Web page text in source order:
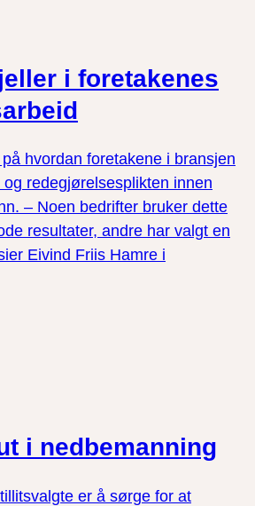
i foretakenes
hvordan foretakene i bransjen
redegjørelsesplikten innen
– Noen bedrifter bruker dette
resultater, andre har valgt en
Eivind Friis Hamre i
i nedbemanning
er å sørge for at